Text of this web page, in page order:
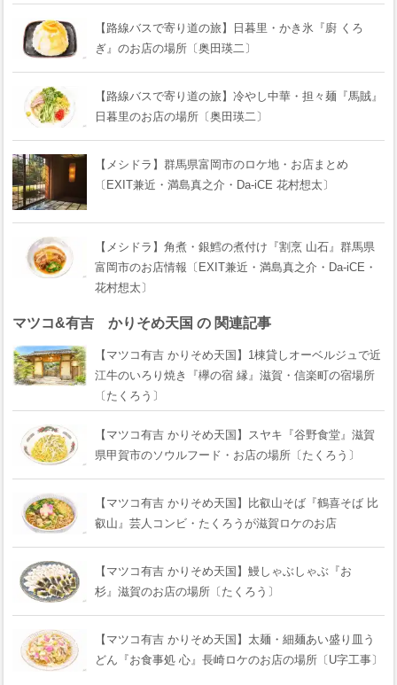
【路線バスで寄り道の旅】日暮里・かき氷『廚 くろ
ぎ』のお店の場所〔奥田瑛二〕
【路線バスで寄り道の旅】冷やし中華・担々麺『馬賊』
日暮里のお店の場所〔奥田瑛二〕
【メシドラ】群馬県富岡市のロケ地・お店まとめ
〔EXIT兼近・満島真之介・Da-iCE 花村想太〕
【メシドラ】角煮・銀鱈の煮付け『割烹 山石』群馬県
富岡市のお店情報〔EXIT兼近・満島真之介・Da-iCE・
花村想太〕
マツコ&有吉 かりそめ天国 の 関連記事
【マツコ有吉 かりそめ天国】1棟貸しオーベルジュで近
江牛のいろり焼き『欅の宿 縁』滋賀・信楽町の宿場所
〔たくろう〕
【マツコ有吉 かりそめ天国】スヤキ『谷野食堂』滋賀
県甲賀市のソウルフード・お店の場所〔たくろう〕
【マツコ有吉 かりそめ天国】比叡山そば『鶴喜そば 比
叡山』芸人コンビ・たくろうが滋賀ロケのお店
【マツコ有吉 かりそめ天国】鰻しゃぶしゃぶ『おゝ
杉』滋賀のお店の場所〔たくろう〕
【マツコ有吉 かりそめ天国】太麺・細麺あい盛り皿う
どん『お食事処 心』長崎ロケのお店の場所〔U字工事〕